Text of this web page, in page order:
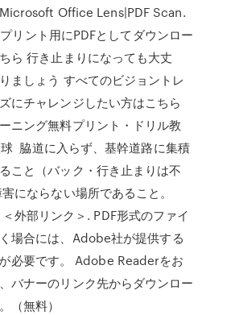
Microsoft Office Lens|PDF Scan.
リント用にPDFとしてダウンロー
ら 行き止まりになっても大丈
ましょう すべてのビジョントレ
にチャレンジしたい方はこちら
ニング無料プリント・ドリル教
脇道に入らず、基幹道路に集積
こと（バック・行き止まりは不
にならない場所であること。
外部リンク＞. PDF形式のファイ
場合には、Adobe社が提供する
必要です。 Adobe Readerをお
バナーのリンク先からダウンロー
（無料）